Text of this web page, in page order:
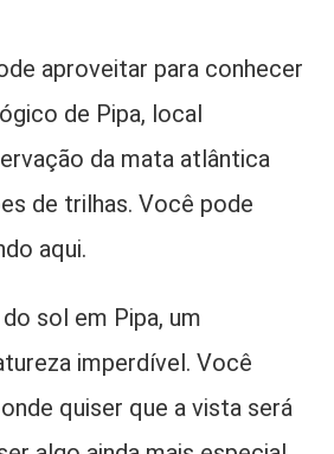
aproveitar para conhecer
de Pipa, local
da mata atlântica
de trilhas. Você pode
aqui.
sol em Pipa, um
imperdível. Você
quiser que a vista será